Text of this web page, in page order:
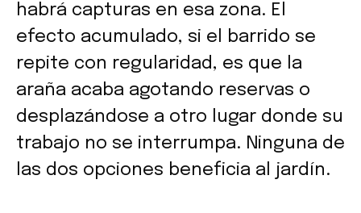
habrá capturas en esa zona. El
efecto acumulado, si el barrido se
repite con regularidad, es que la
araña acaba agotando reservas o
desplazándose a otro lugar donde su
trabajo no se interrumpa. Ninguna de
las dos opciones beneficia al jardín.